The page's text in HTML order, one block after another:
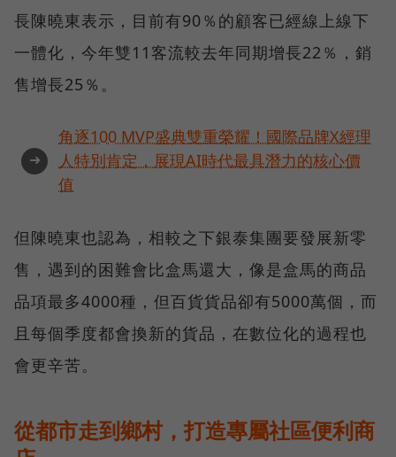
長陳曉東表示，目前有90％的顧客已經線上線下
一體化，今年雙11客流較去年同期增長22％，銷
售增長25％。
➜
角逐100 MVP盛典雙重榮耀！國際品牌X經理
人特別肯定，展現AI時代最具潛力的核心價
值
但陳曉東也認為，相較之下銀泰集團要發展新零
售，遇到的困難會比盒馬還大，像是盒馬的商品
品項最多4000種，但百貨貨品卻有5000萬個，而
且每個季度都會換新的貨品，在數位化的過程也
會更辛苦。
從都市走到鄉村，打造專屬社區便利商